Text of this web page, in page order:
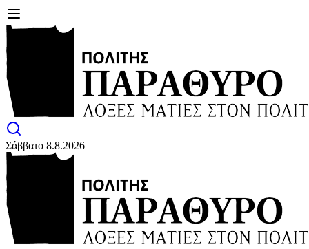
Σάββατο 8.8.2026